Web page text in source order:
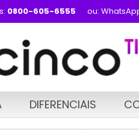
0800-605-6555 ou:
DIFERENCIAIS